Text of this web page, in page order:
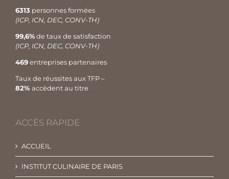
6313 personnes formées
(ICP, ICN, DEC, CONV-TH)
99,6%de taux de satisfaction
(ICP, ICN, DEC, CONV-TH)
469entreprises partenaires
Taux de réussites aux TFP –
82% accèdent au titre
ACCÈS RAPIDE
ACCUEIL
INSTITUT CULINAIRE DE PARIS